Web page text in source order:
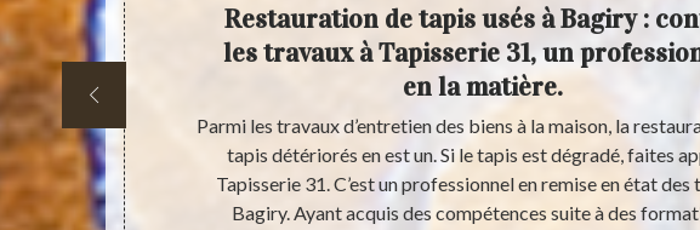
fiez-
Des
de la
comme
a
Restauration de tapis usés à Bagiry :
les travaux à Tapisserie 31, un
en la matière.
Parmi les travaux d’entretien des biens à la maison, la
tapis détériorés en est un. Si le tapis est dégradé, faites
Tapisserie 31. C’est un professionnel en remise en état des
Bagiry. Ayant acquis des compétences suite à des